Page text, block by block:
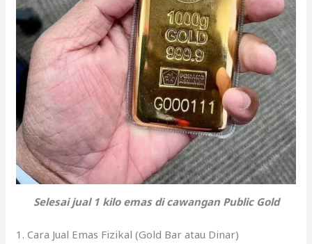
Selesai jual 1 kilo emas di cawangan Public Gold
1. Cara Jual Emas Fizikal (Gold Bar atau Dinar)